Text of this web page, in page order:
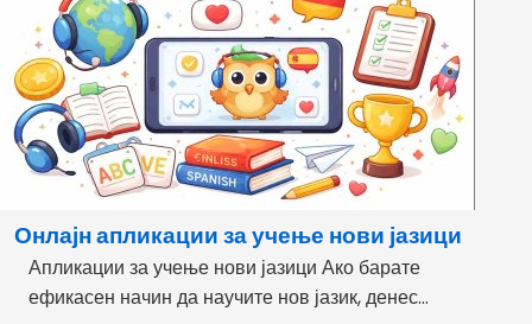
Онлајн апликации за учење нови јазици
Апликации за учење нови јазици Ако барате
ефикасен начин да научите нов јазик, денес...